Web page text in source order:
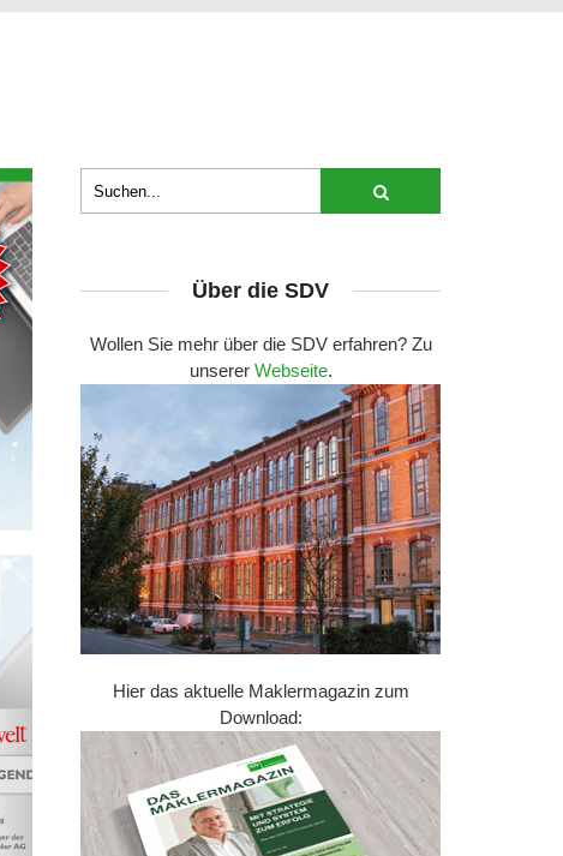
Über die SDV
Wollen Sie mehr über die SDV erfahren? Zu
unserer Webseite.
Hier das aktuelle Maklermagazin zum
Download: